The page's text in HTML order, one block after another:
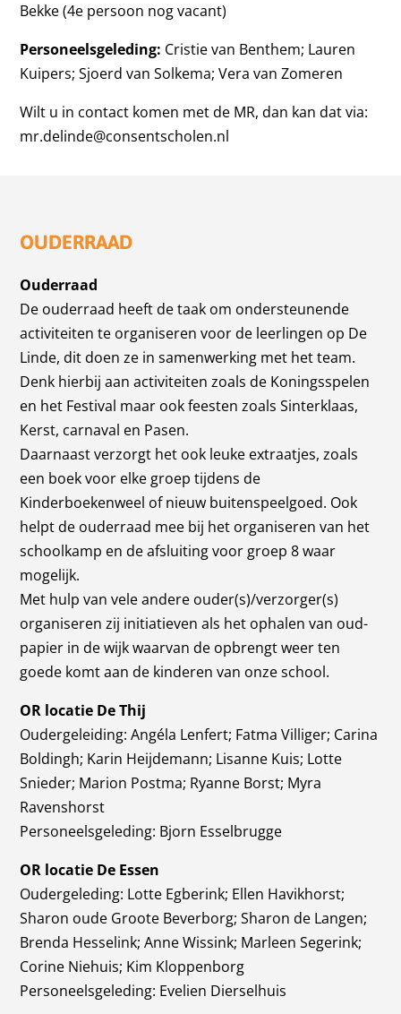
Bekke (4e persoon nog vacant)
Personeelsgeleding: Cristie van Benthem; Lauren
Kuipers;Sjoerd van Solkema;Vera van Zomeren
Wilt u in contact komen met de MR, dan kan dat via:
mr.delinde@consentscholen.nl
OUDERRAAD
Ouderraad
De ouderraad heeft de taak om ondersteunende
activiteiten te organiseren voor de leerlingen op De
Linde, dit doen ze in samenwerking met het team.
Denk hierbij aan activiteiten zoals de Koningsspelen
en het Festival maar ook feesten zoals Sinterklaas,
Kerst, carnaval en Pasen.
Daarnaast verzorgt het ook leuke extraatjes, zoals
een boek voor elke groep tijdens de
Kinderboekenweel of nieuw buitenspeelgoed. Ook
helpt de ouderraad mee bij het organiseren van het
schoolkamp en de afsluiting voor groep 8 waar
mogelijk.
Met hulp van vele andere ouder(s)/verzorger(s)
organiseren zij initiatieven als het ophalen van oud-
papier in de wijk waarvan de opbrengt weer ten
goede komt aan de kinderen van onze school.
OR locatie De Thij
Oudergeleiding:Angéla Lenfert; Fatma Villiger; Carina
Boldingh; Karin Heijdemann; Lisanne Kuis; Lotte
Snieder; Marion Postma; Ryanne Borst; Myra
Ravenshorst
Personeelsgeleding: Bjorn Esselbrugge
OR locatie De Essen
Oudergeleding: Lotte Egberink; Ellen Havikhorst;
Sharon oude Groote Beverborg; Sharon de Langen;
Brenda Hesselink; Anne Wissink; Marleen Segerink;
Corine Niehuis; Kim Kloppenborg
Personeelsgeleding: Evelien Dierselhuis